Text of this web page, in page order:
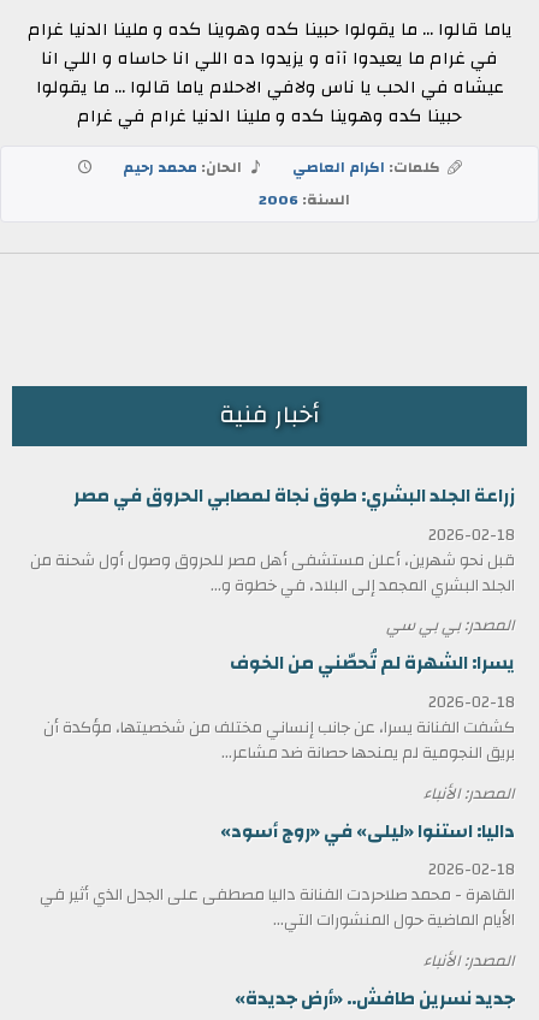
ياما قالوا ... ما يقولوا حبينا كده وهوينا كده و ملينا الدنيا غرام
في غرام ما يعيدوا آآه و يزيدوا ده اللي انا حاساه و اللي انا
عيشاه في الحب يا ناس ولافي الاحلام ياما قالوا ... ما يقولوا
حبينا كده وهوينا كده و ملينا الدنيا غرام في غرام
كلمات: اكرام العاصي الحان: محمد رحيم
السنة:2006
أخبار فنية
زراعة الجلد البشري: طوق نجاة لمصابي الحروق في مصر
2026-02-18
قبل نحو شهرين، أعلن مستشفى أهل مصر للحروق وصول أول شحنة من
الجلد البشري المجمد إلى البلاد، في خطوة و...
المصدر: بي بي سي
يسرا: الشهرة لم تُحصّني من الخوف
2026-02-18
كشفت الفنانة يسرا، عن جانب إنساني مختلف من شخصيتها، مؤكدة أن
بريق النجومية لم يمنحها حصانة ضد مشاعر...
المصدر: الأنباء
داليا: استنوا «ليلى» في «روج أسود»
2026-02-18
القاهرة - محمد صلاحردت الفنانة داليا مصطفى على الجدل الذي أثير في
الأيام الماضية حول المنشورات التي...
المصدر: الأنباء
جديد نسرين طافش.. «أرض جديدة»